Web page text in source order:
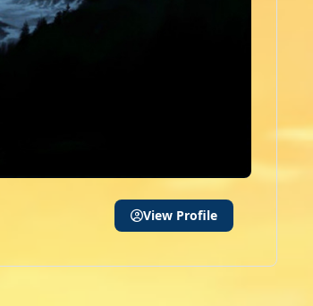
View Profile